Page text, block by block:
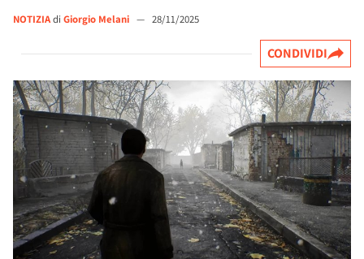
NOTIZIAdi Giorgio Melani — 28/11/2025
CONDIVIDI